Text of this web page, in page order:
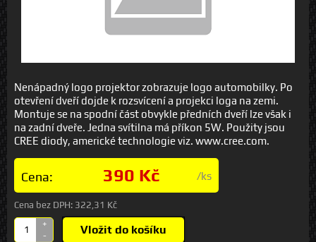
Nenápadný logo projektor zobrazuje logo automobilky. Po
otevření dveří dojde k rozsvícení a projekci loga na zemi.
Montuje se na spodní část obvykle předních dveří lze však i
na zadní dveře. Jedna svítilna má příkon 5W. Použity jsou
CREE diody, americké technologie viz. www.cree.com.
Cena: 390 Kč /ks
Cena bez DPH: 322,31 Kč
+
-
Vložit do košíku